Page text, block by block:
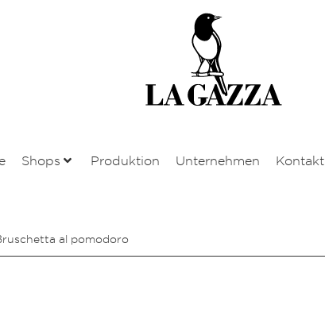
Shops Produktion Unternehmen Kontakt
al pomodoro